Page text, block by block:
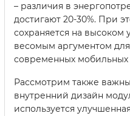
– различия в
достигают 20-30%. При
сохраняется на высоком
весомым аргументом
современных мобильных
Рассмотрим также
внутренний дизайн
используется